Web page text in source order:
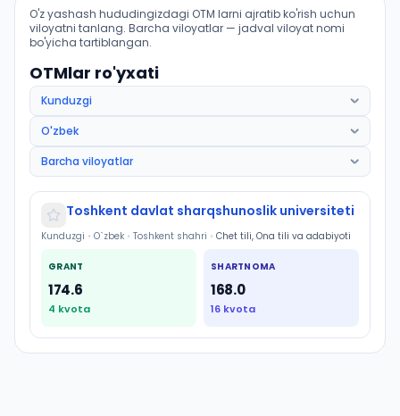
Filologiya va tillarni oʻqitish: urdu tili: OTM lar
O'z yashash hududingizdagi OTM larni ajratib ko'rish uchun
viloyatni tanlang. Barcha viloyatlar — jadval viloyat nomi
bo'yicha tartiblangan.
OTMlar ro'yxati
Toshkent davlat sharqshunoslik universiteti
Kunduzgi • O`zbek • Toshkent shahri • Chet tili, Ona tili va adabiyoti
GRANT
174.6
4 kvota
SHARTNOMA
168.0
16 kvota